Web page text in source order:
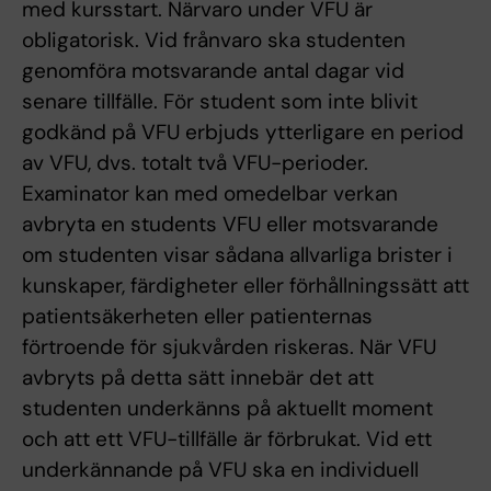
med kursstart. Närvaro under VFU är
obligatorisk. Vid frånvaro ska studenten
genomföra motsvarande antal dagar vid
senare tillfälle. För student som inte blivit
godkänd på VFU erbjuds ytterligare en period
av VFU, dvs. totalt två VFU-perioder.
Examinator kan med omedelbar verkan
avbryta en students VFU eller motsvarande
om studenten visar sådana allvarliga brister i
kunskaper, färdigheter eller förhållningssätt att
patientsäkerheten eller patienternas
förtroende för sjukvården riskeras. När VFU
avbryts på detta sätt innebär det att
studenten underkänns på aktuellt moment
och att ett VFU-tillfälle är förbrukat. Vid ett
underkännande på VFU ska en individuell